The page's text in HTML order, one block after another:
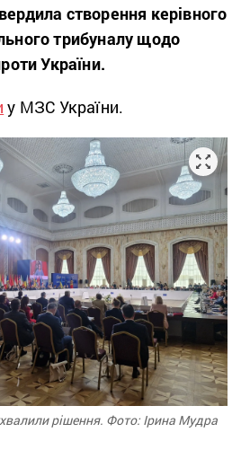
створення керівного
трибуналу щодо
України.
у МЗС України.
рішення. Фото: Ірина Мудра